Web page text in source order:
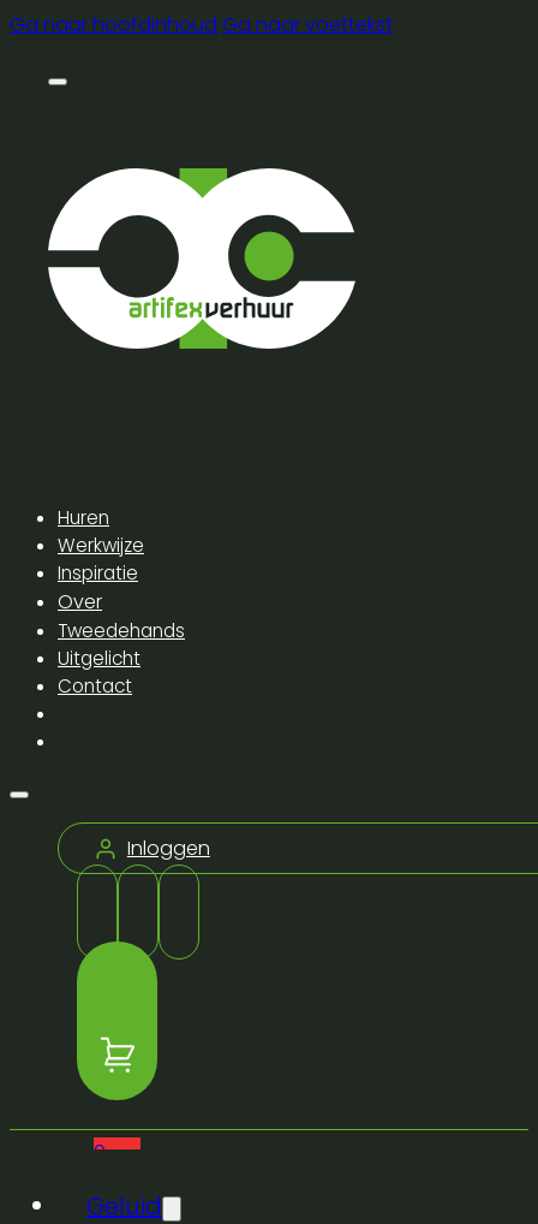
Ga naar hoofdinhoud Ga naar voettekst
Huren
Werkwijze
Inspiratie
Over
Tweedehands
Uitgelicht
Contact
Inloggen
0
Geluid